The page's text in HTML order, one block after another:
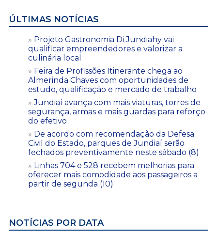
ÚLTIMAS NOTÍCIAS
Projeto Gastronomia Di Jundiahy vai
qualificar empreendedores e valorizar a
culinária local
Feira de Profissões Itinerante chega ao
Almerinda Chaves com oportunidades de
estudo, qualificação e mercado de trabalho
Jundiaí avança com mais viaturas, torres de
segurança, armas e mais guardas para reforço
do efetivo
De acordo com recomendação da Defesa
Civil do Estado, parques de Jundiaí serão
fechados preventivamente neste sábado (8)
Linhas 704 e 528 recebem melhorias para
oferecer mais comodidade aos passageiros a
partir de segunda (10)
NOTÍCIAS POR DATA